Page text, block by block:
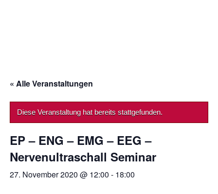
« Alle Veranstaltungen
Diese Veranstaltung hat bereits stattgefunden.
EP – ENG – EMG – EEG –
Nervenultraschall Seminar
27. November 2020 @ 12:00 - 18:00